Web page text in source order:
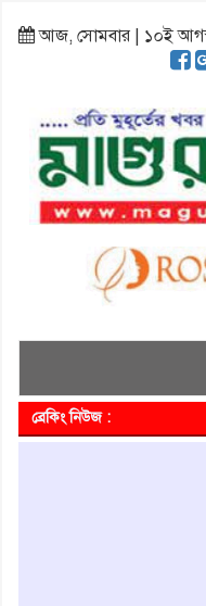
আজ, সোমবার | ১০ই
ব্রেকিং নিউজ :